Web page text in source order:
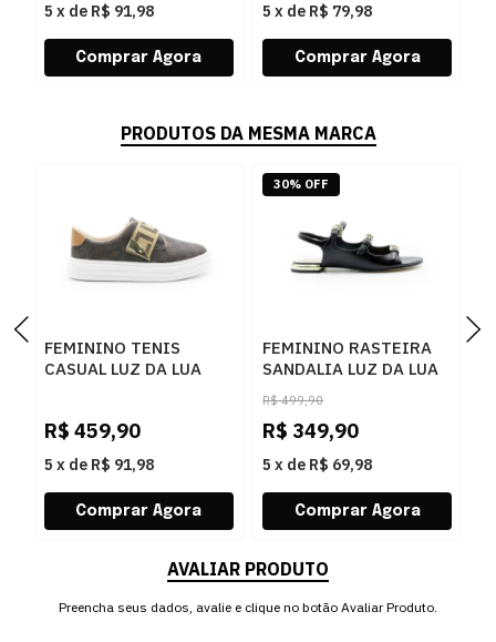
5 x de R$ 91,98 5 x de R$ 79,98
PRODUTOS DA MESMA MARCA
FEMININO TENIS
CASUAL LUZ DA LUA
AMENDOA OURO
R$ 459,90
5 x de R$ 91,98
FEMININO RASTEIRA
SANDALIA LUZ DA LUA
80270037 ATACAMA
PRETO
R$ 499,90
R$ 349,90
5 x de R$ 69,98
30% OFF
AVALIAR PRODUTO
Preencha seus dados, avalie e clique no botão Avaliar Produto.